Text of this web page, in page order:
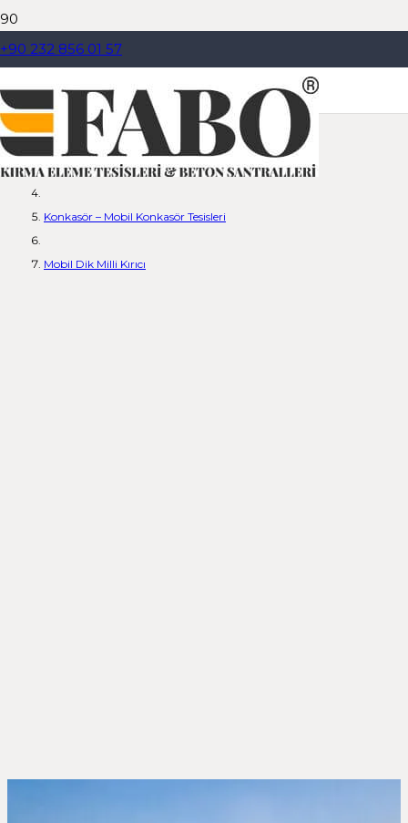
+90 232 856 01 57
Dil Seçiniz
Mobil Dik Milli Kırıcı
Anasayfa
Ürünler
Konkasör – Mobil Konkasör Tesisleri
Mobil Dik Milli Kırıcı